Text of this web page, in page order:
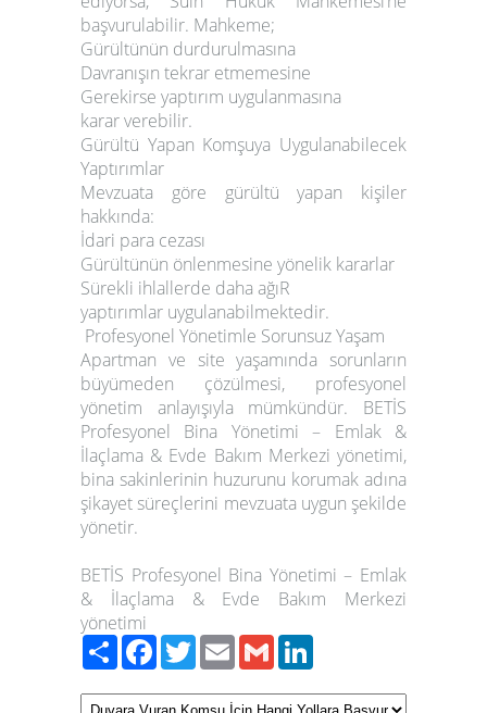
başvurulabilir. Mahkeme;
Gürültünün durdurulmasına
Davranışın tekrar etmemesine
Gerekirse yaptırım uygulanmasına
karar verebilir.
Gürültü Yapan Komşuya Uygulanabilecek
Yaptırımlar
Mevzuata göre gürültü yapan kişiler
hakkında:
İdari para cezası
Gürültünün önlenmesine yönelik kararlar
Sürekli ihlallerde daha ağıR
yaptırımlar uygulanabilmektedir.
Profesyonel Yönetimle Sorunsuz Yaşam
Apartman ve site yaşamında sorunların
büyümeden çözülmesi, profesyonel
yönetim anlayışıyla mümkündür. BETİS
Profesyonel Bina Yönetimi – Emlak &
İlaçlama & Evde Bakım Merkezi yönetimi,
bina sakinlerinin huzurunu korumak adına
şikayet süreçlerini mevzuata uygun şekilde
yönetir.
BETİS Profesyonel Bina Yönetimi – Emlak
& İlaçlama & Evde Bakım Merkezi
yönetimi
PaylaşFacebook
TwitterEmailGmail